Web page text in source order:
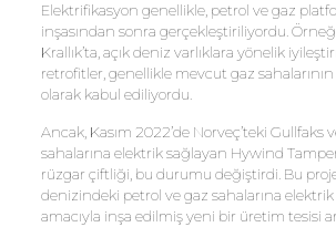
Elektrifikasyon genellikle, petrol ve gaz
inşasından sonra gerçekleştiriliyordu.
Krallık’ta, açık deniz varlıklara yönelik
retrofitler, genellikle mevcut gaz
olarak kabul ediliyordu.
Ancak, Kasım 2022’de Norveç’teki Gullfaks
sahalarına elektrik sağlayan Hywind
rüzgar çiftliği, bu durumu değiştirdi. Bu
denizindeki petrol ve gaz sahalarına
amacıyla inşa edilmiş yeni bir üretim tesisi